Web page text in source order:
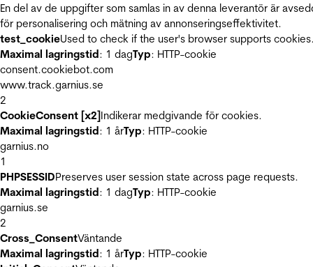
En del av de uppgifter som samlas in av denna leverantör är
för personalisering och mätning av annonseringseffektivitet.
test_cookieUsed to check if the user's browser supports
Maximal lagringstid: 1 dagTyp: HTTP-cookie
consent.cookiebot.com
www.track.garnius.se
2
CookieConsent [x2]Indikerar medgivande för cookies.
Maximal lagringstid: 1 årTyp: HTTP-cookie
garnius.no
1
PHPSESSIDPreserves user session state across page requests.
Maximal lagringstid: 1 dagTyp: HTTP-cookie
garnius.se
2
Cross_ConsentVäntande
Maximal lagringstid: 1 årTyp: HTTP-cookie